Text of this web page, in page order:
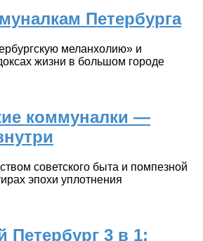
Петербурга
меланхолию» и
жизни в большом городе
коммуналки —
советского быта и помпезной
эпохи уплотнения
Петербург 3 в 1: